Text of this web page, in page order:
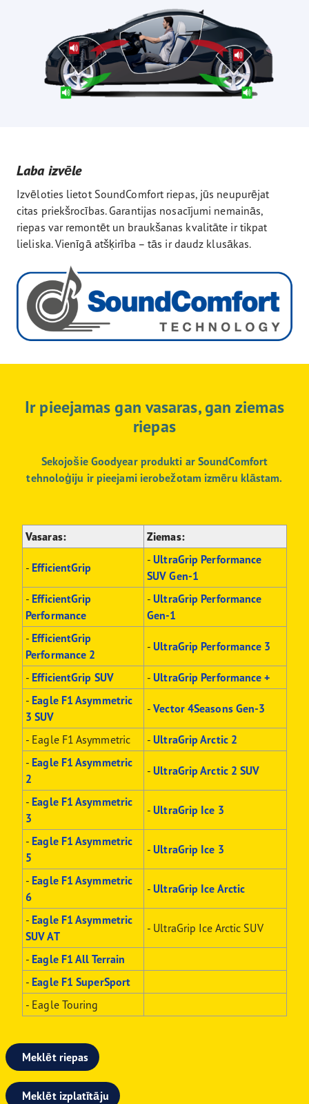
Laba izvēle
Izvēloties lietot SoundComfort riepas, jūs neupurējat
citas priekšrocības. Garantijas nosacījumi nemainās,
riepas var remontēt un braukšanas kvalitāte ir tikpat
lieliska. Vienīgā atšķirība – tās ir daudz klusākas.
Ir pieejamas gan vasaras, gan ziemas
riepas
Sekojošie Goodyear produkti ar SoundComfort
tehnoloģiju ir pieejami ierobežotam izmēru klāstam.
Vasaras: Ziemas:
- EfficientGrip
- UltraGrip Performance
SUV Gen-1
- EfficientGrip
Performance
- UltraGrip Performance
Gen-1
- EfficientGrip
Performance 2
- UltraGrip Performance 3
- EfficientGrip SUV - UltraGrip Performance +
- Eagle F1 Asymmetric
3 SUV
-Vector 4Seasons Gen-3
- Eagle F1 Asymmetric - UltraGrip Arctic 2
- Eagle F1 Asymmetric
2
- UltraGrip Arctic 2 SUV
- Eagle F1 Asymmetric
3
- UltraGrip Ice 3
- Eagle F1 Asymmetric
5
- UltraGrip Ice 3
- Eagle F1 Asymmetric
6
- UltraGrip Ice Arctic
- Eagle F1 Asymmetric
SUV AT
- UltraGrip Ice Arctic SUV
- Eagle F1 All Terrain
- Eagle F1 SuperSport
- Eagle Touring
Meklēt riepas
Meklēt izplatītāju